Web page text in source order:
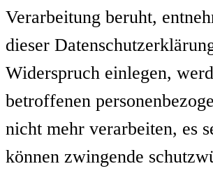
Verarbeitung beruht,
dieser
Widerspruch einlegen,
betroffenen
nicht mehr verarbeiten, es
können zwingende